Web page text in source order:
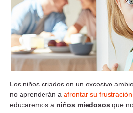
Los niños criados en un excesivo
no aprenderán a afrontar su frustración
educaremos a niños miedosos que